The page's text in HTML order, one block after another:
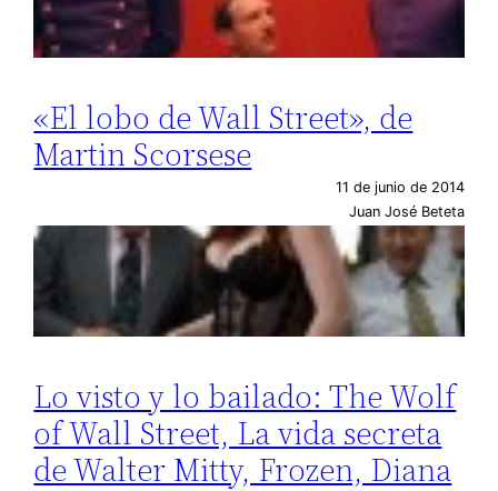
«El lobo de Wall Street», de
Martin Scorsese
11 de junio de 2014
Juan José Beteta
Lo visto y lo bailado: The Wolf
of Wall Street, La vida secreta
de Walter Mitty, Frozen, Diana